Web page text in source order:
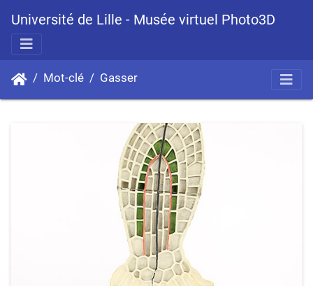
Université de Lille - Musée virtuel Photo3D
Mot-clé Gasser